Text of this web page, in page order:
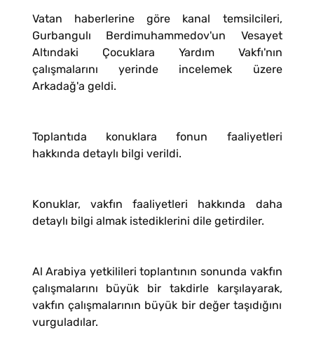
Vatan haberlerine göre kanal temsilcileri,
Gurbangulı Berdimuhammedov'un Vesayet
Altındaki Çocuklara Yardım Vakfı'nın
çalışmalarını yerinde incelemek üzere
Arkadağ'a geldi.
Toplantıda konuklara fonun faaliyetleri
hakkında detaylı bilgi verildi.
Konuklar, vakfın faaliyetleri hakkında daha
detaylı bilgi almak istediklerini dile getirdiler.
Al Arabiya yetkilileri toplantının sonunda vakfın
çalışmalarını büyük bir takdirle karşılayarak,
vakfın çalışmalarının büyük bir değer taşıdığını
vurguladılar.